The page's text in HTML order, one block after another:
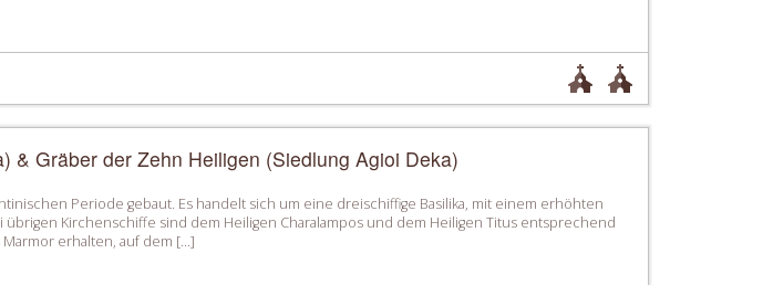
& Gräber der Zehn Heiligen (Siedlung Agioi Deka)
Periode gebaut. Es handelt sich um eine dreischiffige Basilika, mit einem erhöhten
Kirchenschiffe sind dem Heiligen Charalampos und dem Heiligen Titus entsprechend
erhalten, auf dem […]